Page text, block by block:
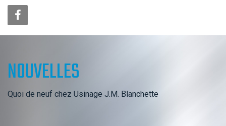
NOUVELLES
Quoi de neuf chez Usinage J.M. Blanchette